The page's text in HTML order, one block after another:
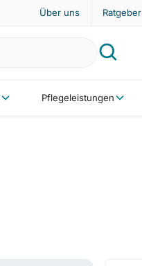
Über uns Ratgeber
Pflegeleistungen